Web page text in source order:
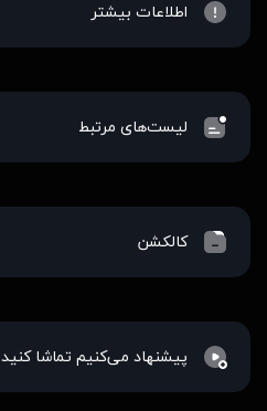
اطلاعات بیشتر
لیست‌های مرتبط
کالکشن
پیشنهاد می‌کنیم تماشا کنید